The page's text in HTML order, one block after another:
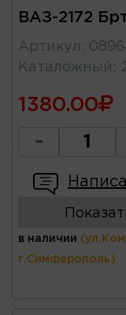
ВАЗ-2172
Артикул :
Каталожный :
1380.00
-
в наличии
г.Симферополь)